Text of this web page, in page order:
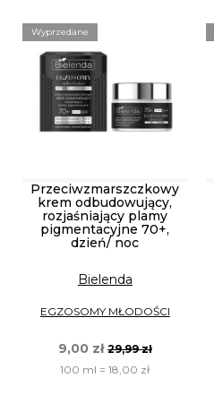
Wyprzedane
Przeciwzmarszczkowy
krem odbudowujący,
rozjaśniający plamy
pigmentacyjne 70+,
dzień/ noc
Bielenda
EGZOSOMY MŁODOŚCI
9,00 zł 29,99 zł
100 ml = 18,00 zł